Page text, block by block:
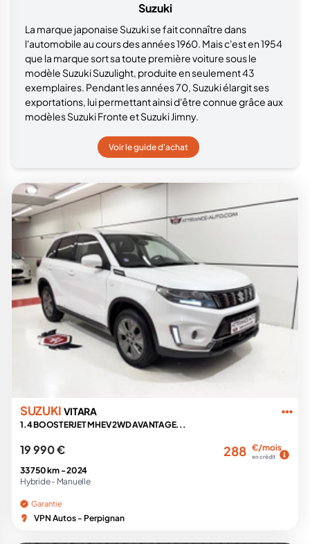
Suzuki
La marque japonaise Suzuki se fait connaître dans
l'automobile au cours des années 1960. Mais c'est en 1954
que la marque sort sa toute première voiture sous le
modèle Suzuki Suzulight, produite en seulement 43
exemplaires. Pendant les années 70, Suzuki élargit ses
exportations, lui permettant ainsi d'être connue grâce aux
modèles Suzuki Fronte et Suzuki Jimny.
Voir le guide d'achat
SUZUKI VITARA
1.4 BOOSTERJET MHEV 2WD AVANTAGE...
19 990 € 288 €/mois
en crédit
33 750 km -2024
Hybride - Manuelle
Garantie
VPN Autos - Perpignan